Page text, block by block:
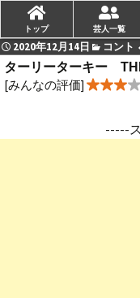
2020年12月14日 コント
ターリーターキー
[みんなの評価]
-----
トップ 芸人一覧